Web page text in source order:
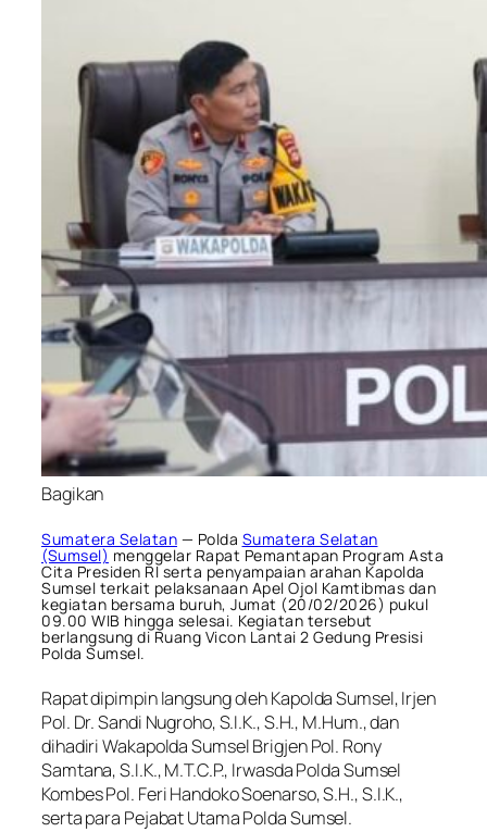
Bagikan
Sumatera Selatan — Polda Sumatera Selatan
(Sumsel) menggelar Rapat Pemantapan Program Asta
Cita Presiden RI serta penyampaian arahan Kapolda
Sumsel terkait pelaksanaan Apel Ojol Kamtibmas dan
kegiatan bersama buruh, Jumat (20/02/2026) pukul
09.00 WIB hingga selesai. Kegiatan tersebut
berlangsung di Ruang Vicon Lantai 2 Gedung Presisi
Polda Sumsel.
Rapat dipimpin langsung oleh Kapolda Sumsel, Irjen
Pol. Dr. Sandi Nugroho, S.I.K., S.H., M.Hum., dan
dihadiri Wakapolda Sumsel Brigjen Pol. Rony
Samtana, S.I.K., M.T.C.P., Irwasda Polda Sumsel
Kombes Pol. Feri Handoko Soenarso, S.H., S.I.K.,
serta para Pejabat Utama Polda Sumsel.